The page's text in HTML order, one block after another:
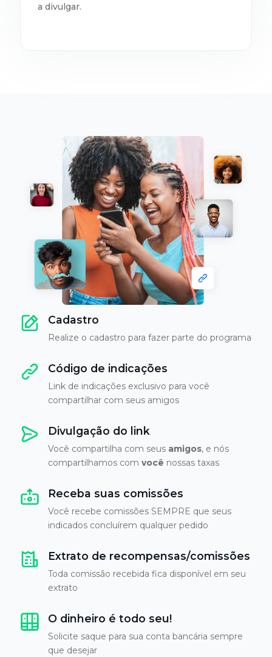
a divulgar.
Cadastro
Realize o cadastro para fazer parte do programa
Código de indicações
Link de indicações exclusivo para você
compartilhar com seus amigos
Divulgação do link
Você compartilha com seus amigos, e nós
compartilhamos com você nossas taxas
Receba suas comissões
Você recebe comissões SEMPRE que seus
indicados concluírem qualquer pedido
Extrato de recompensas/comissões
Toda comissão recebida fica disponível em seu
extrato
O dinheiro é todo seu!
Solicite saque para sua conta bancária sempre
que desejar